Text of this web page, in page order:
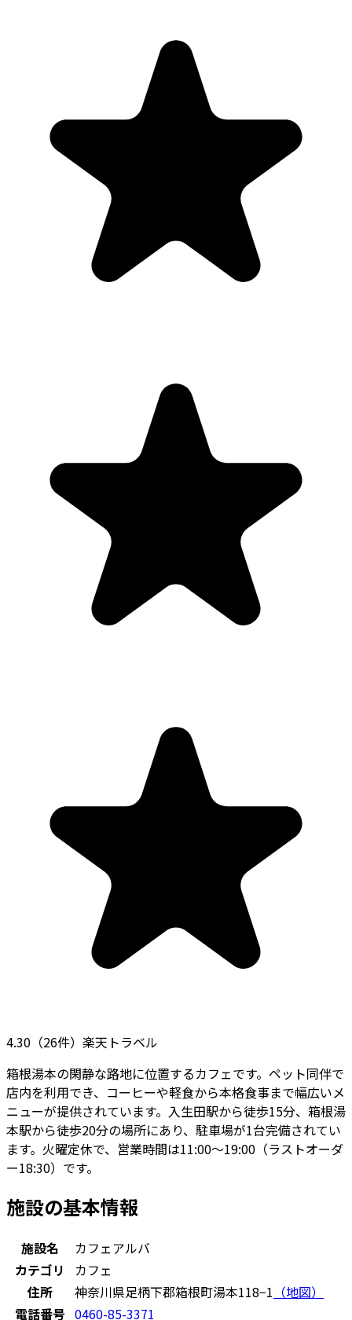
4.30 （26件） 楽天トラベル
箱根湯本の閑静な路地に位置するカフェです。ペット同伴で
店内を利用でき、コーヒーや軽食から本格食事まで幅広いメ
ニューが提供されています。入生田駅から徒歩15分、箱根湯
本駅から徒歩20分の場所にあり、駐車場が1台完備されてい
ます。火曜定休で、営業時間は11:00〜19:00（ラストオーダ
ー18:30）です。
施設の基本情報
施設名
カフェアルバ
カテゴリ
カフェ
住所
神奈川県足柄下郡箱根町湯本118−1 （地図）
電話番号 0460-85-3371